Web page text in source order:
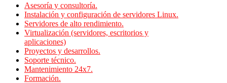
Asesoría y consultoría.
Instalación y configuración de servidores Linux.
Servidores de alto rendimiento.
Virtualización (servidores, escritorios y
aplicaciones)
Proyectos y desarrollos.
Soporte técnico.
Mantenimiento 24x7.
Formación.